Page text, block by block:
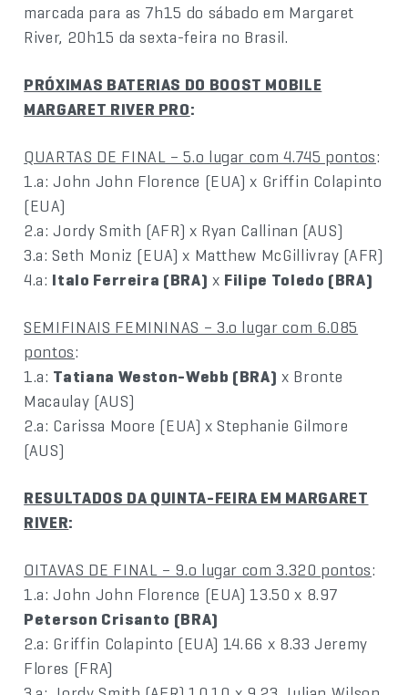
marcada para as 7h15 do sábado em Margaret
River, 20h15 da sexta-feira no Brasil.
PRÓXIMAS BATERIAS DO BOOST MOBILE
MARGARET RIVER PRO:
QUARTAS DE FINAL – 5.o lugar com 4.745 pontos:
1.a: John John Florence (EUA) x Griffin Colapinto
(EUA)
2.a: Jordy Smith (AFR) x Ryan Callinan (AUS)
3.a: Seth Moniz (EUA) x Matthew McGillivray (AFR)
4.a: Italo Ferreira (BRA) x Filipe Toledo (BRA)
SEMIFINAIS FEMININAS – 3.o lugar com 6.085
pontos:
1.a: Tatiana Weston-Webb (BRA) x Bronte
Macaulay (AUS)
2.a: Carissa Moore (EUA) x Stephanie Gilmore
(AUS)
RESULTADOS DA QUINTA-FEIRA EM MARGARET
RIVER:
OITAVAS DE FINAL – 9.o lugar com 3.320 pontos:
1.a: John John Florence (EUA) 13.50 x 8.97
Peterson Crisanto (BRA)
2.a: Griffin Colapinto (EUA) 14.66 x 8.33 Jeremy
Flores (FRA)